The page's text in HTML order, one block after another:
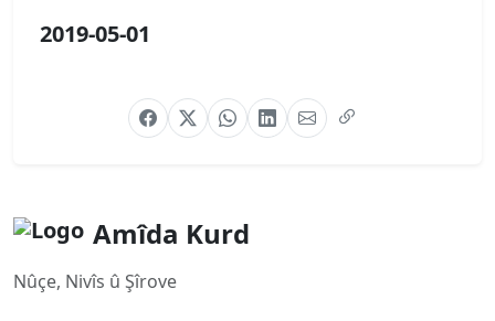
2019-05-01
Amîda Kurd
Nûçe, Nivîs û Şîrove